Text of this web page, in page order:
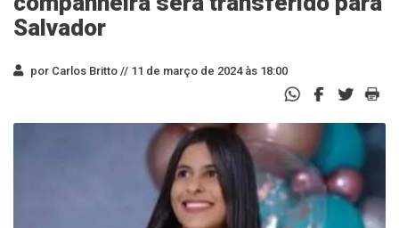
Salvador
por Carlos Britto // 11 de março de 2024 às 18:00